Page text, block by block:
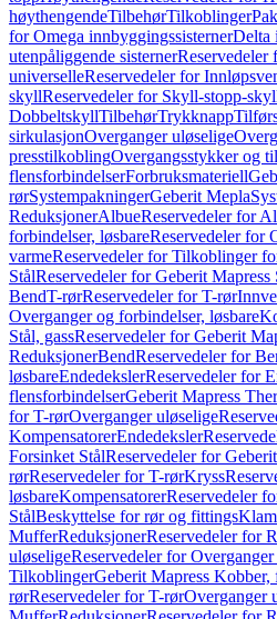
høythengendeTilbehørTilkoblinger
for Omega innbyggingssisternerDelta
utenpåliggende sisternerReservedeler
universelleReservedeler for
skyllReservedeler for Skyll-stopp-
DobbeltskyllTilbehørTrykknapp
sirkulasjonOverganger uløselige
presstilkoblingOvergangsstykker og
flensforbindelserForbruksmateriell
rørSystempakningerGeberit Mepla
ReduksjonerAlbueReservedeler for
forbindelser, løsbareReservedeler for
varmeReservedeler for Tilkoblinger
StålReservedeler for Geberit Mapress
BendT-rørReservedeler for T-rør
Overganger og forbindelser, løsbare
Stål, gassReservedeler for Geberit
ReduksjonerBendReservedeler for
løsbareEndedekslerReservedeler for
flensforbindelserGeberit Mapress
for T-rørOverganger uløselige
KompensatorerEndedeksler
Forsinket StålReservedeler for
rørReservedeler for T-rørKryss
løsbareKompensatorerReservedeler
StålBeskyttelse for rør og fittings
MufferReduksjonerReservedeler for
uløseligeReservedeler for
TilkoblingerGeberit Mapress Kobber,
rørReservedeler for T-rørOverganger